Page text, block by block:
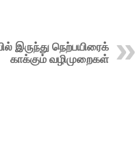
இருந்து நெற்பயிரைக்
காக்கும் வழிமுறைகள்